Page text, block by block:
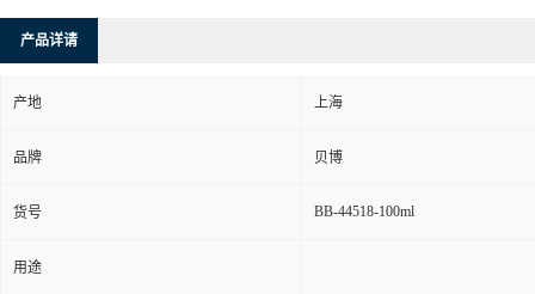
产品详请
产地 上海
品牌 贝博
货号 BB-44518-100ml
用途